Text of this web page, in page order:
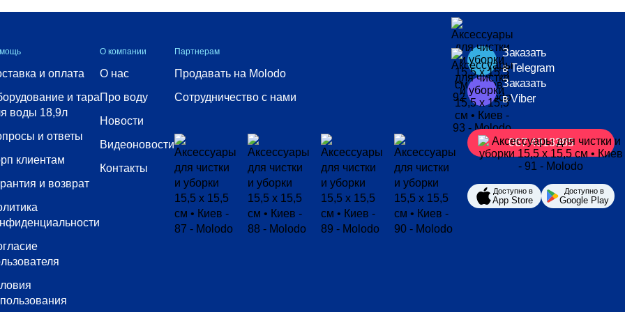
и оплата
и тара
воды 18,9л
и ответы
клиентам
и возврат
О компании
О нас
Про воду
Новости
Видеоновости
Контакты
Партнерам
Продавать на Molodo
Сотрудничество с нами
067 4913385
Заказать
в Telegram
Заказать
в Viber
Доступно в
App Store
Доступно в
Google Play